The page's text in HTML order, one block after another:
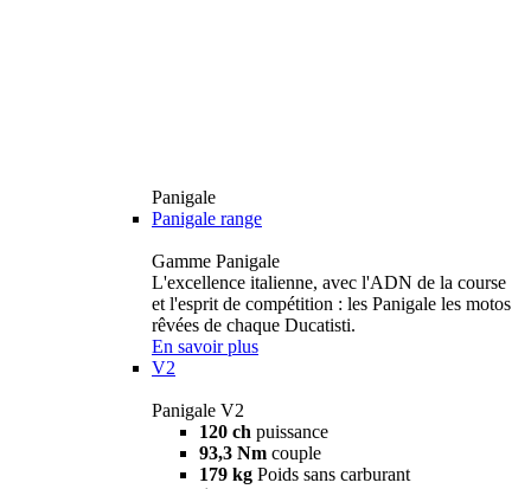
Panigale
Panigale range
Gamme Panigale
L'excellence italienne, avec l'ADN de la course
et l'esprit de compétition : les Panigale les motos
rêvées de chaque Ducatisti.
En savoir plus
V2
Panigale V2
120 ch puissance
93,3 Nm couple
179 kg Poids sans carburant